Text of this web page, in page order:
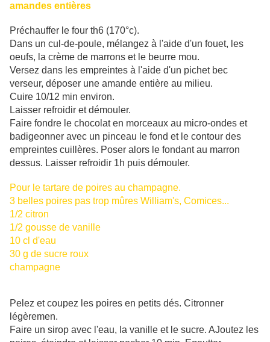
amandes entières
Préchauffer le four th6 (170°c).
Dans un cul-de-poule, mélangez à l'aide d'un fouet, les
oeufs, la crème de marrons et le beurre mou.
Versez dans les empreintes à l'aide d'un pichet bec
verseur, déposer une amande entière au milieu.
Cuire 10/12 min environ.
Laisser refroidir et démouler.
Faire fondre le chocolat en morceaux au micro-ondes et
badigeonner avec un pinceau le fond et le contour des
empreintes cuillères. Poser alors le fondant au marron
dessus. Laisser refroidir 1h puis démouler.
Pour le tartare de poires au champagne.
3 belles poires pas trop mûres William's, Comices...
1/2 citron
1/2 gousse de vanille
10 cl d'eau
30 g de sucre roux
champagne
Pelez et coupez les poires en petits dés. Citronner
légèremen.
Faire un sirop avec l'eau, la vanille et le sucre. AJoutez les